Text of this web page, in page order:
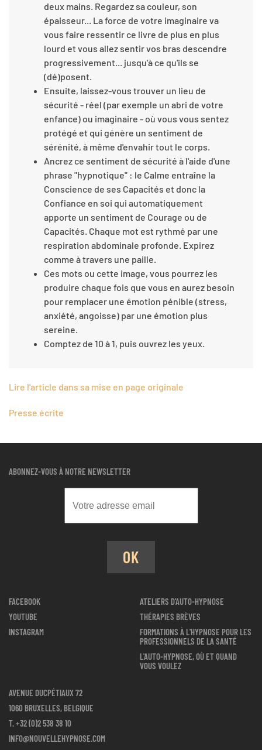
deux mains. Regardez sa couleur, son
épaisseur... La force de votre imaginaire va
vous faire ressentir ce livre de plus en plus
lourd et vous allez sentir vos bras descendre
progressivement... jusqu'à ce qu'ils se
(dé)posent.
Ensuite, laissez-vous trouver un lieu de
sécurité - réel (par exemple un abri de votre
enfance) ou imaginaire - où vous vous sentez
protégé et qui génère un sentiment de
sérénité, à même d'envahir tout le corps.
Ancrez ce sentiment de sécurité à l'aide d'une
phrase "hypnotique" : le Calme entraîne la
Conscience de ses Capacités et donc la
Confiance en soi qui automatiquement
apporte un sentiment de Courage ou de
Capacités. Chaque mot est rythmé par une
respiration abdominale profonde. Expirez
comme à travers une paille.
Ces mots ou cette image, vous pourrez les
produire chaque fois que vous en aurez besoin
pour remplacer une émotion pénible (stress,
anxiété, angoisse) par une émotion plus
sereine.
Comptez de 10 à 1, puis ouvrez les yeux.
Lire l'article dans sa mise en page originale
Presse écrite
ABONNEZ-VOUS À NOTRE NEWSLETTER
OK
FACEBOOK
YOUTUBE
INSTAGRAM
ATELIERS D'AUTO-HYPNOSE
THÉRAPIES BRÈVES
FORMATIONS À L'HYPNOSE POUR LES
PROFESSIONNELS DE LA SANTÉ
L'AUTO-HYPNOSE, OÙ ET QUAND
VOUS VOULEZ
AVENUE DUCPÉTIAUX 72
1060 BRUXELLES, BELGIQUE
T.+32 (0)2 538 38 10
INFO@NOUVELLEHYPNOSE.COM